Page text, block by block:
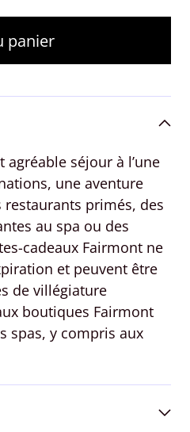
panier
séjour à l’une
une aventure
restaurants primés, des
au spa ou des
cadeaux Fairmont ne
et peuvent être
de villégiature
boutiques Fairmont
spas, y compris aux